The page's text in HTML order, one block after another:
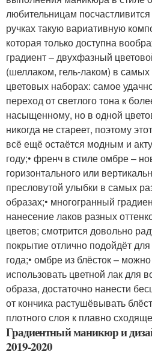
любительницам
ручках такую вариативную
которая только доступна
градиент – двухфазный
(шеллаком, гель-лаком) в
цветовых наборах: самое
переход от светлого тона к
насыщенному, но в одной
никогда не стареет, поэтому
всё ещё остаётся модным и
году;• френч в стиле омбре –
горизонтального или
пресловутой улыбки в самых
образах;• многогранный
нанесение лаков разных
цветов; смотрится довольно
покрытие отлично подойдёт
года;• омбре из блёсток –
использовать цветной лак для
образа, достаточно нанести
от кончика растушёвывать
плотного слоя к плавно
Градиентный маникюр и
2019-2020